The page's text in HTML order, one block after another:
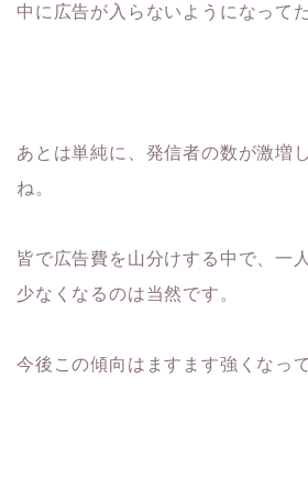
中に広告が入らないようになって
あとは単純に、発信者の数が激増
ね。
皆で広告費を山分けする中で、一
少なくなるのは当然です。
今後この傾向はますます強くなっ